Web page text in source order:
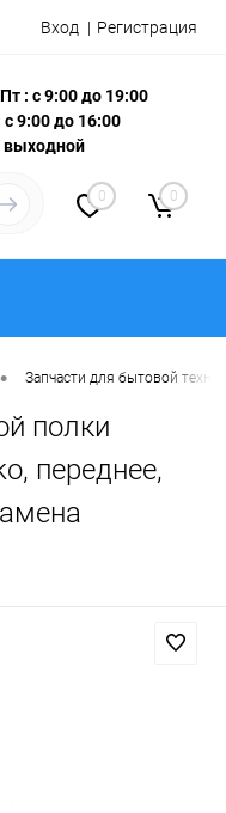
Вход Регистрация
: с 9:00 до 19:00
с 9:00 до 16:00
выходной
0 0
• Запчасти для бытовой
полки
переднее,